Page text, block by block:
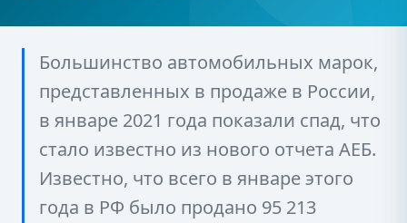
Большинство автомобильных марок,
представленных в продаже в России,
в январе 2021 года показали спад, что
стало известно из нового отчета АЕБ.
Известно, что всего в январе этого
года в РФ было продано 95 213